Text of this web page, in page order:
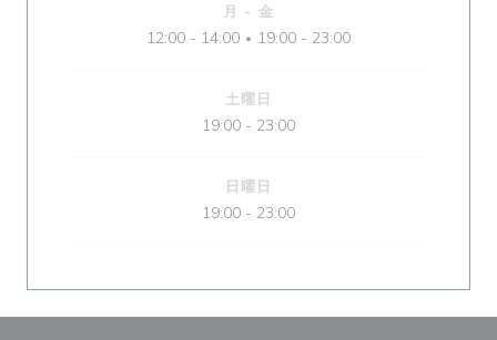
月 - 金
12:00 - 14:00 • 19:00 - 23:00
土曜日
19:00 - 23:00
日曜日
19:00 - 23:00